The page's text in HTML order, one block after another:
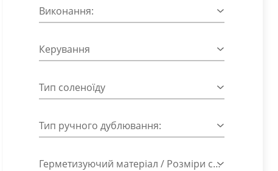
Виконання:
Керування
Тип соленоїду
Тип ручного дублювання:
Герметизуючий матеріал / Розміри соленоїду: